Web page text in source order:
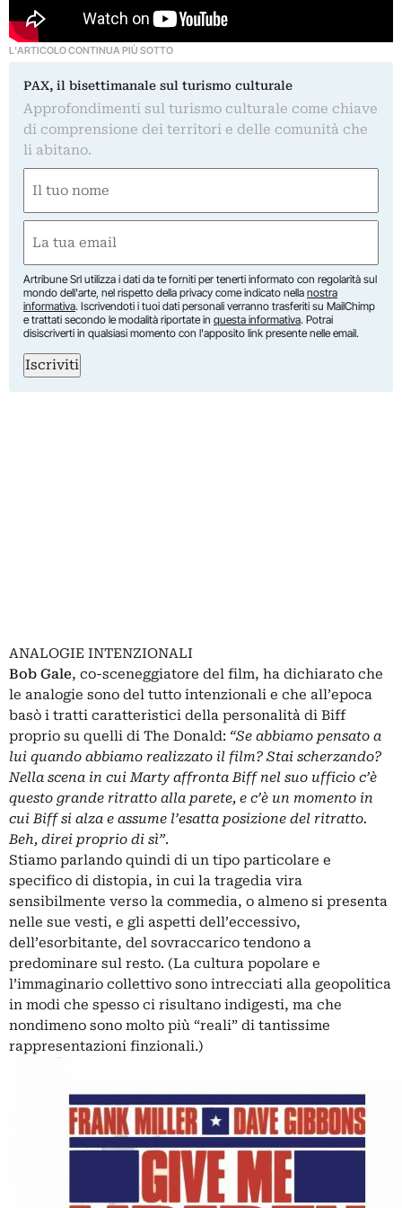
L'ARTICOLO CONTINUA PIÙ SOTTO
PAX, il bisettimanale sul turismo culturale
Approfondimenti sul turismo culturale come chiave
di comprensione dei territori e delle comunità che
li abitano.
(Obbligatorio)
Nome
(Obbligatorio)
Artribune Srl utilizza i dati da te forniti per tenerti informato con regolarità sul
mondo dell'arte, nel rispetto della privacy come indicato nella nostra
informativa. Iscrivendoti i tuoi dati personali verranno trasferiti su MailChimp
e trattati secondo le modalità riportate in questa informativa. Potrai
disiscriverti in qualsiasi momento con l'apposito link presente nelle email.
Iscriviti
ANALOGIE INTENZIONALI
Bob Gale, co-sceneggiatore del film, ha dichiarato che
le analogie sono del tutto intenzionali e che all’epoca
basò i tratti caratteristici della personalità di Biff
proprio su quelli di The Donald: “Se abbiamo pensato a
lui quando abbiamo realizzato il film? Stai scherzando?
Nella scena in cui Marty affronta Biff nel suo ufficio c’è
questo grande ritratto alla parete, e c’è un momento in
cui Biff si alza e assume l’esatta posizione del ritratto.
Beh, direi proprio di sì”.
Stiamo parlando quindi di un tipo particolare e
specifico di distopia, in cui la tragedia vira
sensibilmente verso la commedia, o almeno si presenta
nelle sue vesti, e gli aspetti dell’eccessivo,
dell’esorbitante, del sovraccarico tendono a
predominare sul resto. (La cultura popolare e
l’immaginario collettivo sono intrecciati alla geopolitica
in modi che spesso ci risultano indigesti, ma che
nondimeno sono molto più “reali” di tantissime
rappresentazioni finzionali.)